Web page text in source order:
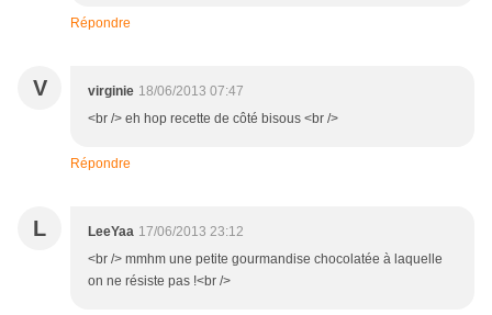
Répondre
V virginie 18/06/2013 07:47
<br /> eh hop recette de côté bisous <br />
Répondre
L LeeYaa 17/06/2013 23:12
<br /> mmhm une petite gourmandise chocolatée à laquelle
on ne résiste pas !<br />